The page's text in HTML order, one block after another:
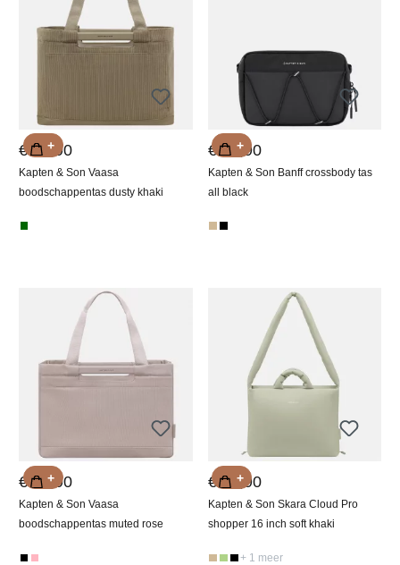
€ 79,90
Kapten & Son Vaasa
boodschappentas dusty khaki
+ € 89,90
Kapten & Son Banff crossbody tas
all black
+
€ 69,90
Kapten & Son Vaasa
boodschappentas muted rose
+ € 99,90
Kapten & Son Skara Cloud Pro
shopper 16 inch soft khaki
+
+ 1 meer